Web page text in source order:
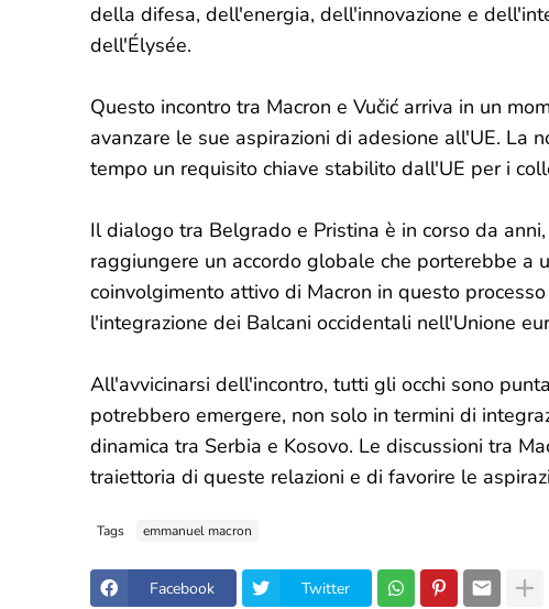
della difesa, dell'energia, dell'innovazione e
dell'Élysée.
Questo incontro tra Macron e Vučić arriva in un
avanzare le sue aspirazioni di adesione all'UE. La
tempo un requisito chiave stabilito dall'UE per i
Il dialogo tra Belgrado e Pristina è in corso da
raggiungere un accordo globale che porterebbe a
coinvolgimento attivo di Macron in questo
l'integrazione dei Balcani occidentali nell'Unione
All'avvicinarsi dell'incontro, tutti gli occhi sono
potrebbero emergere, non solo in termini di
dinamica tra Serbia e Kosovo. Le discussioni tra
traiettoria di queste relazioni e di favorire le
Tags emmanuel macron
Facebook Twitter